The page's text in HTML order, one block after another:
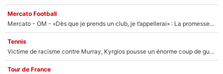
Mercato Football
Mercato - OM - «Dès que je prends un club, je t’appellerai» : La promesse de Marcelino au moment de claquer la porte
Tennis
Victime de racisme contre Murray, Kyrgios pousse un énorme coup de gueule !
Tour de France